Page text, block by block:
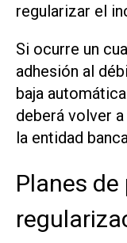
regularizar el
Si ocurre un
adhesión al
baja
deberá volver
la entidad
Planes de